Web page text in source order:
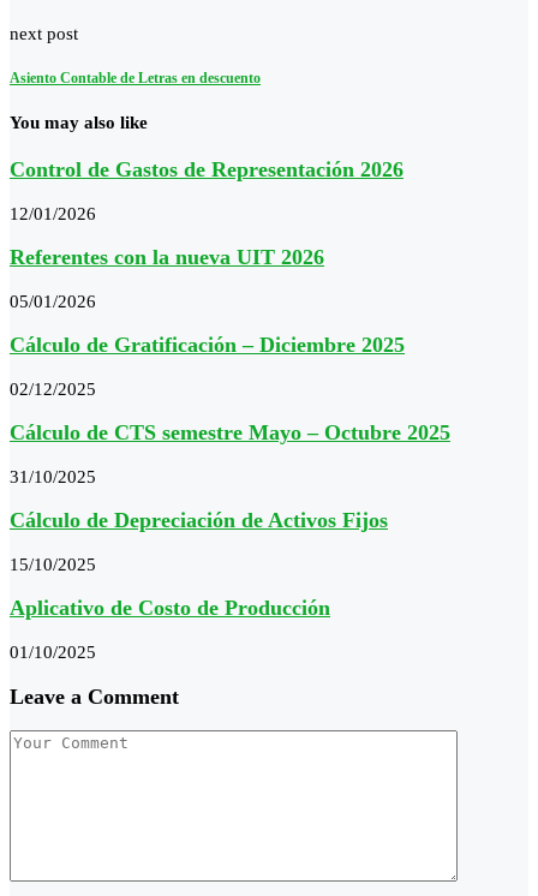
next post
Asiento Contable de Letras en descuento
You may also like
Control de Gastos de Representación 2026
12/01/2026
Referentes con la nueva UIT 2026
05/01/2026
Cálculo de Gratificación – Diciembre 2025
02/12/2025
Cálculo de CTS semestre Mayo – Octubre 2025
31/10/2025
Cálculo de Depreciación de Activos Fijos
15/10/2025
Aplicativo de Costo de Producción
01/10/2025
Leave a Comment